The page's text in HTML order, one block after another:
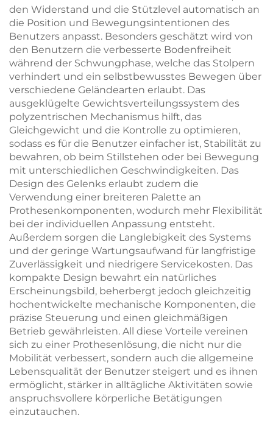
den Widerstand und die Stützlevel automatisch an
die Position und Bewegungsintentionen des
Benutzers anpasst. Besonders geschätzt wird von
den Benutzern die verbesserte Bodenfreiheit
während der Schwungphase, welche das Stolpern
verhindert und ein selbstbewusstes Bewegen über
verschiedene Geländearten erlaubt. Das
ausgeklügelte Gewichtsverteilungssystem des
polyzentrischen Mechanismus hilft, das
Gleichgewicht und die Kontrolle zu optimieren,
sodass es für die Benutzer einfacher ist, Stabilität zu
bewahren, ob beim Stillstehen oder bei Bewegung
mit unterschiedlichen Geschwindigkeiten. Das
Design des Gelenks erlaubt zudem die
Verwendung einer breiteren Palette an
Prothesenkomponenten, wodurch mehr Flexibilität
bei der individuellen Anpassung entsteht.
Außerdem sorgen die Langlebigkeit des Systems
und der geringe Wartungsaufwand für langfristige
Zuverlässigkeit und niedrigere Servicekosten. Das
kompakte Design bewahrt ein natürliches
Erscheinungsbild, beherbergt jedoch gleichzeitig
hochentwickelte mechanische Komponenten, die
präzise Steuerung und einen gleichmäßigen
Betrieb gewährleisten. All diese Vorteile vereinen
sich zu einer Prothesenlösung, die nicht nur die
Mobilität verbessert, sondern auch die allgemeine
Lebensqualität der Benutzer steigert und es ihnen
ermöglicht, stärker in alltägliche Aktivitäten sowie
anspruchsvollere körperliche Betätigungen
einzutauchen.